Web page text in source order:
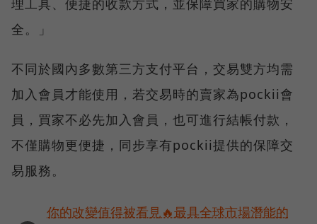
理工具、便捷的收款方式，並保障買家的購物安
全。」
不同於國內多數第三方支付平台，交易雙方均需
加入會員才能使用，若交易時的賣家為pockii會
員，買家不必先加入會員，也可進行結帳付款，
不僅購物更便捷，同步享有pockii提供的保障交
易服務。
你的改變值得被看見🔥最具全球市場潛能的